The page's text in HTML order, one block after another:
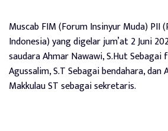
Muscab FIM (Forum Insinyur Muda) PII
Indonesia) yang digelar jum’at 2 Juni
saudara Ahmar Nawawi, S.Hut
Agussalim, S.T Sebagai bendahara, dan
Makkulau ST sebagai sekretaris.